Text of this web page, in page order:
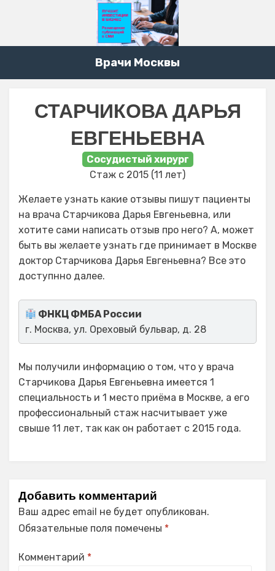
Врачи Москвы
СТАРЧИКОВА ДАРЬЯ
ЕВГЕНЬЕВНА
Сосудистый хирург
Стаж с 2015 (11 лет)
Желаете узнать какие отзывы пишут пациенты
на врача Старчикова Дарья Евгеньевна, или
хотите сами написать отзыв про него? А, может
быть вы желаете узнать где принимает в Москве
доктор Старчикова Дарья Евгеньевна? Все это
доступнно далее.
ФНКЦ ФМБА России
г. Москва, ул. Ореховый бульвар, д. 28
Мы получили информацию о том, что у врача
Старчикова Дарья Евгеньевна имеется 1
специальность и 1 место приёма в Москве, а его
профессиональный стаж насчитывает уже
свыше 11 лет, так как он работает с 2015 года.
Добавить комментарий
Ваш адрес email не будет опубликован.
Обязательные поля помечены *
Комментарий *